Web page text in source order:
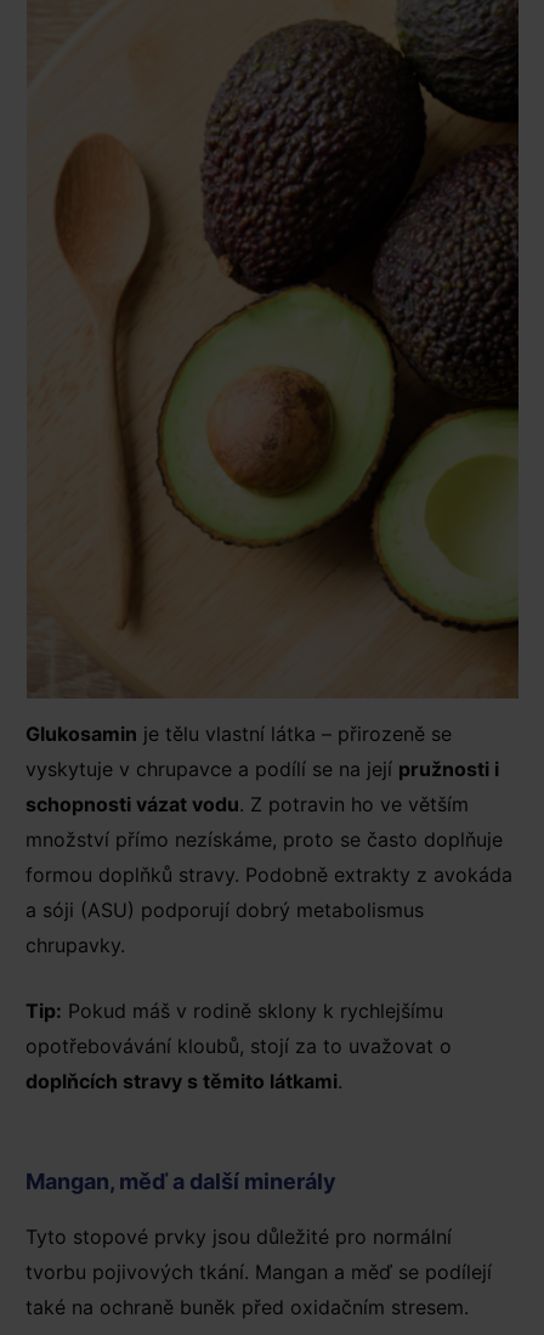
Glukosamin je tělu vlastní látka – přirozeně se
vyskytuje v chrupavce a podílí se na její pružnosti i
schopnosti vázat vodu. Z potravin ho ve větším
množství přímo nezískáme, proto se často doplňuje
formou doplňků stravy. Podobně extrakty z avokáda
a sóji (ASU) podporují dobrý metabolismus
chrupavky.
Tip: Pokud máš v rodině sklony k rychlejšímu
opotřebovávání kloubů, stojí za to uvažovat o
doplňcích stravy s těmito látkami.
Mangan, měď a další minerály
Tyto stopové prvky jsou důležité pro normální
tvorbu pojivových tkání. Mangan a měď se podílejí
také na ochraně buněk před oxidačním stresem.